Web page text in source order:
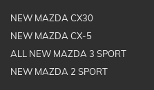
NEW MAZDA CX30
NEW MAZDA CX-5
ALL NEW MAZDA 3 SPORT
NEW MAZDA 2 SPORT